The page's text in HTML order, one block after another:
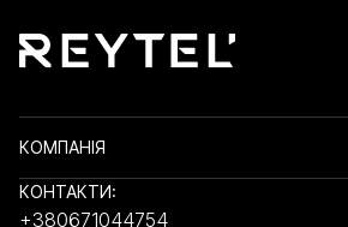
КОМПАНІЯ
КОНТАКТИ:
+380671044754